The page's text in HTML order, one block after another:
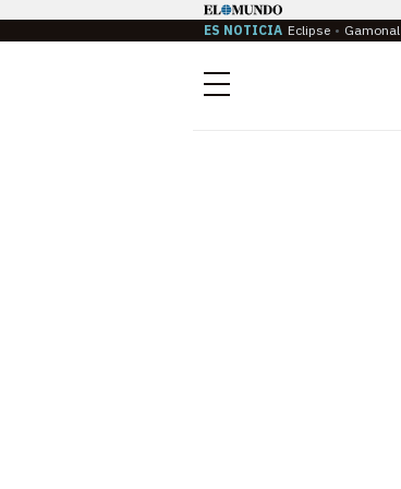
ES NOTICIA Eclipse Gamonal
Menú